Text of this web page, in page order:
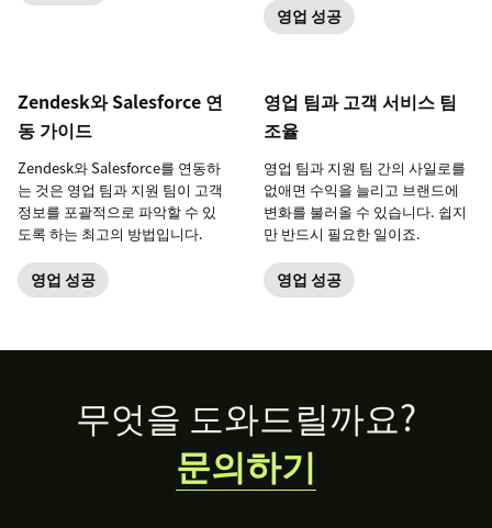
영업 성공
Zendesk와 Salesforce 연
동 가이드
Zendesk와 Salesforce를 연동하
는 것은 영업 팀과 지원 팀이 고객
정보를 포괄적으로 파악할 수 있
도록 하는 최고의 방법입니다.
영업 성공
영업 팀과 고객 서비스 팀
조율
영업 팀과 지원 팀 간의 사일로를
없애면 수익을 늘리고 브랜드에
변화를 불러올 수 있습니다. 쉽지
만 반드시 필요한 일이죠.
영업 성공
Footer무엇을 도와드릴까요?
문의하기